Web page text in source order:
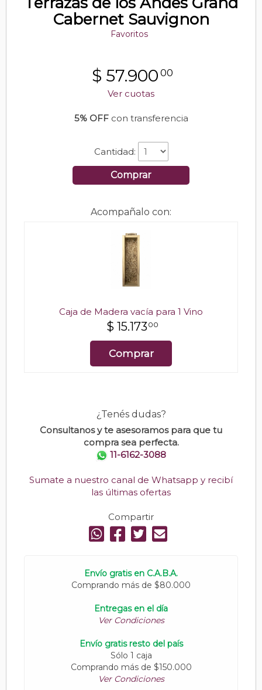
Cabernet Sauvignon
Favoritos
$ 57.900 00
Ver cuotas
5% OFFcon transferencia
Cantidad:
Comprar
Acompañalo con:
Caja de Madera vacía para 1 Vino
$ 15.173 00
Comprar
¿Tenés dudas?
Consultanos y te asesoramos para que tu
compra sea perfecta.
11-6162-3088
Sumate a nuestro canal de Whatsapp y recibí
las últimas ofertas
Compartir
Envío gratis en C.A.B.A.
Comprando más de $80.000
Entregas en el día
Ver Condiciones
Envío gratis resto del país
Sólo 1 caja
Comprando más de $150.000
Ver Condiciones